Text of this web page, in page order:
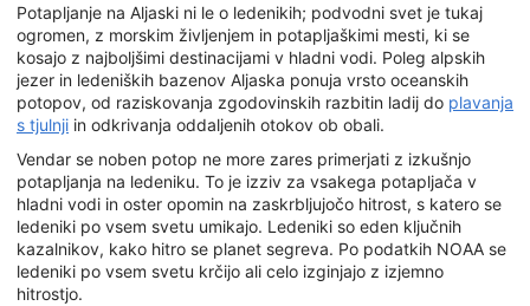
Potapljanje na Aljaski ni le o ledenikih; podvodni svet je tukaj
ogromen, z morskim življenjem in potapljaškimi mesti, ki se
kosajo z najboljšimi destinacijami v hladni vodi. Poleg alpskih
jezer in ledeniških bazenov Aljaska ponuja vrsto oceanskih
potopov, od raziskovanja zgodovinskih razbitin ladij do plavanja
s tjulnji in odkrivanja oddaljenih otokov ob obali.
Vendar se noben potop ne more zares primerjati z izkušnjo
potapljanja na ledeniku. To je izziv za vsakega potapljača v
hladni vodi in oster opomin na zaskrbljujočo hitrost, s katero se
ledeniki po vsem svetu umikajo. Ledeniki so eden ključnih
kazalnikov, kako hitro se planet segreva. Po podatkih NOAA se
ledeniki po vsem svetu krčijo ali celo izginjajo z izjemno
hitrostjo.